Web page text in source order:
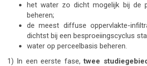
het water zo dicht mogelijk bij de
beheren;
de meest diffuse oppervlakte-
dichtst bij een besproeiingscyclus
water op perceelbasis beheren.
1) In een eerste fase,twee